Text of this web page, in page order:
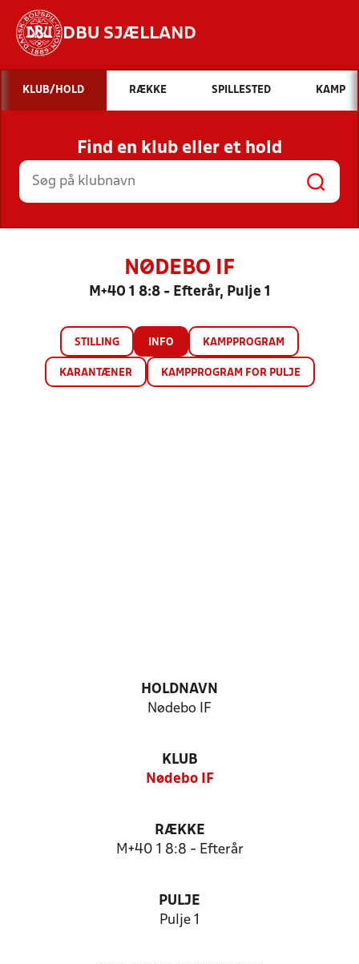
DBU SJÆLLAND
Hvad vil du søge efter?
INDHOLD OG NYHEDER
STILLINGER, RESULTATER, KLUBBER OG
HOLD
KLUB/HOLD RÆKKE SPILLESTED KAMP
Find en klub eller et hold
NØDEBO IF
M+40 1 8:8 - Efterår, Pulje 1
STILLING INFO KAMPPROGRAM
KARANTÆNER KAMPPROGRAM FOR PULJE
HOLDNAVN
Nødebo IF
KLUB
Nødebo IF
RÆKKE
M+40 1 8:8 - Efterår
PULJE
Pulje 1